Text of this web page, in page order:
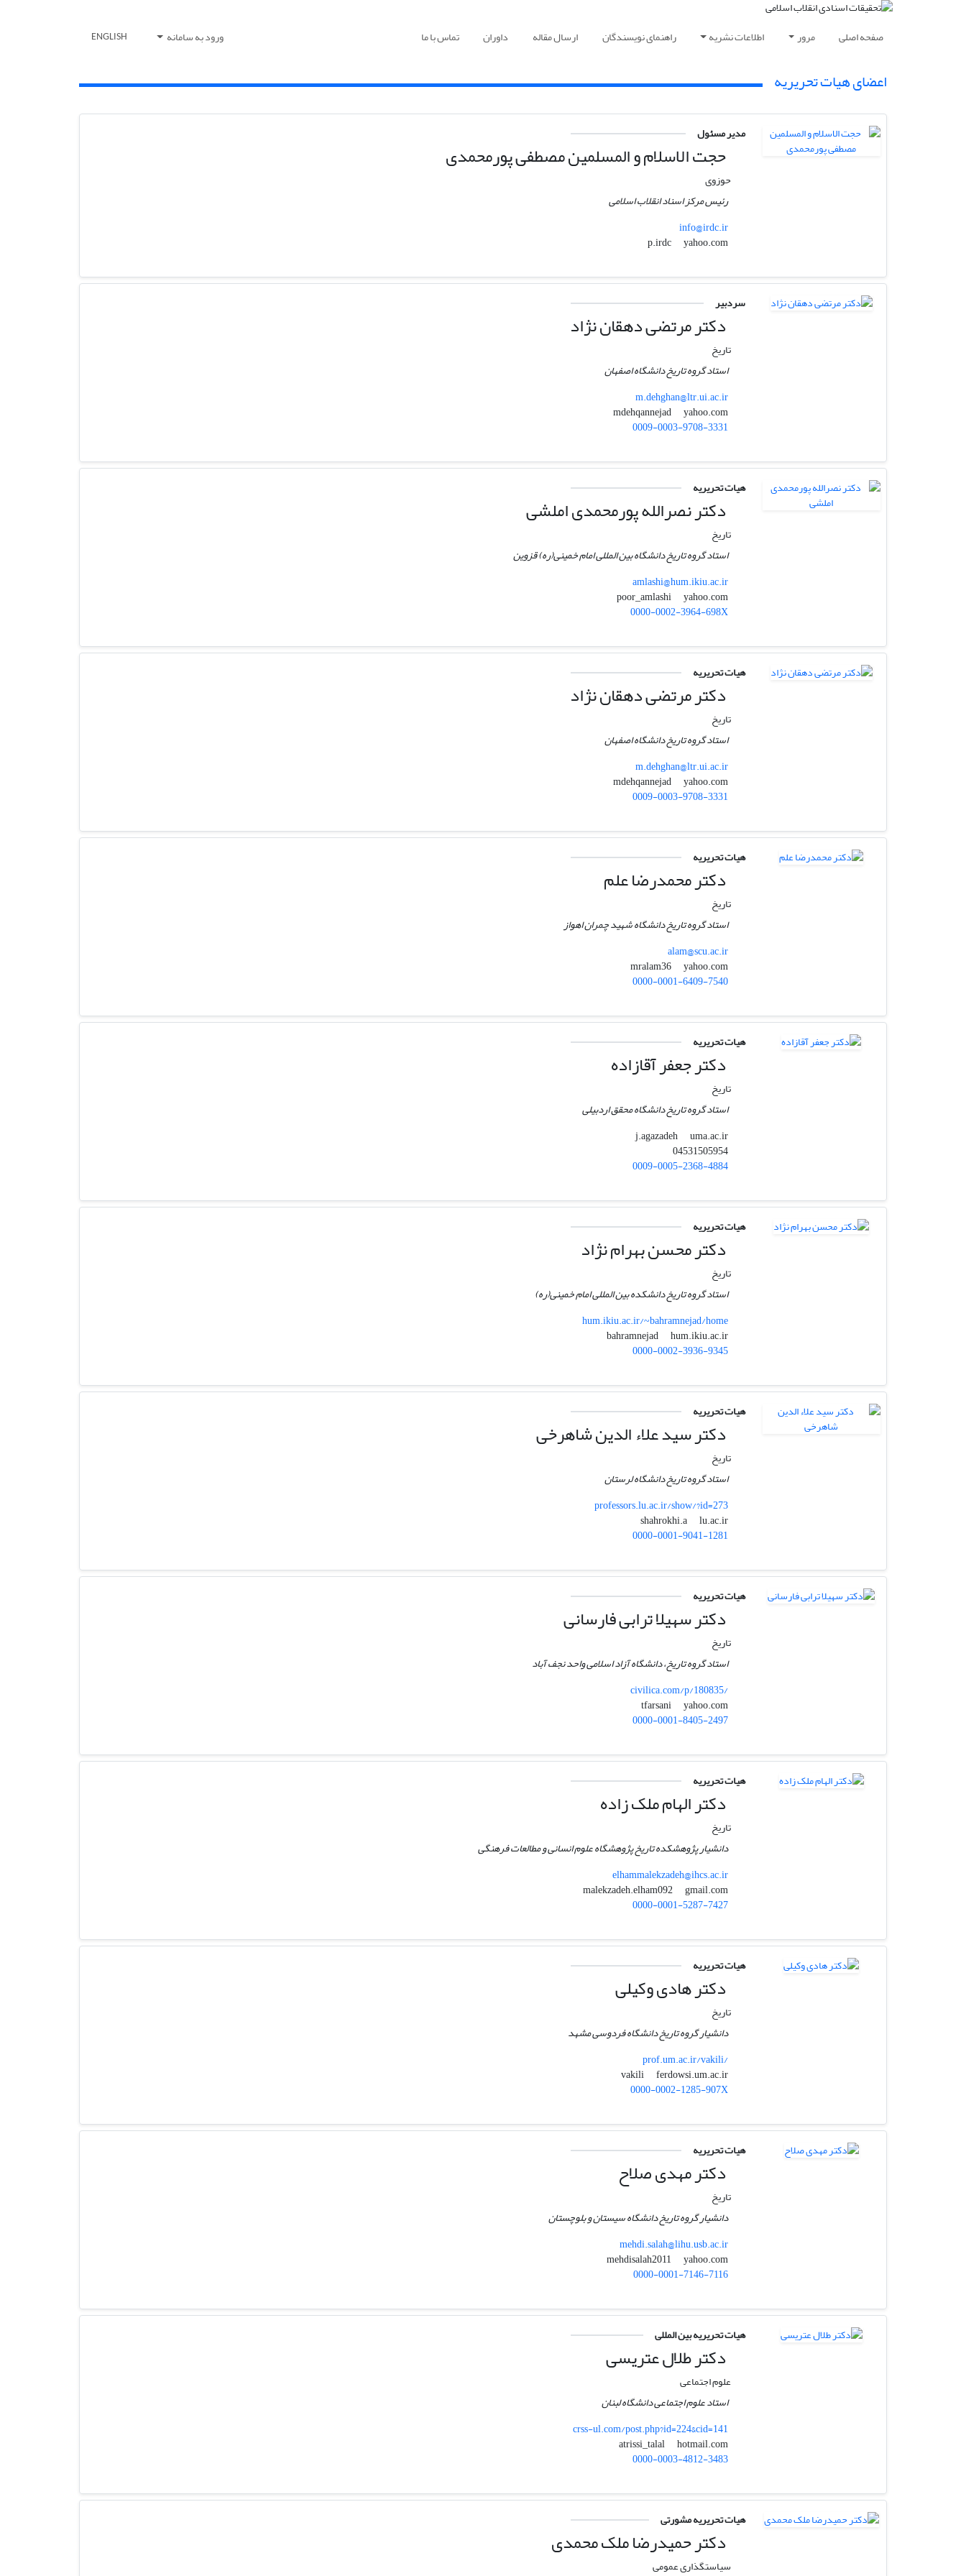
صفحه اصلی مرور اطلاعات نشریه راهنمای نویسندگان ارسال مقاله داوران تماس با ما ورود به سامانه ENGLISH
اعضای هیات تحریریه
مدیر مسئول
حجت الاسلام و المسلمین مصطفی پورمحمدی
حوزوی
رئیس مرکز اسناد انقلاب اسلامی
info@irdc.ir
yahoo.com
سردبیر
دکتر مرتضی دهقان نژاد
تاریخ
استاد گروه تاریخ دانشگاه اصفهان
m.dehghan@ltr.ui.ac.ir
yahoo.com
0009-0003-9708-3331
هیات تحریریه
دکتر نصرالله پورمحمدی املشی
تاریخ
استاد گروه تاریخ دانشگاه بین المللی امام خمینی(ره) قزوین
amlashi@hum.ikiu.ac.ir
yahoo.com
0000-0002-3964-698X
هیات تحریریه
دکتر مرتضی دهقان نژاد
تاریخ
استاد گروه تاریخ دانشگاه اصفهان
m.dehghan@ltr.ui.ac.ir
yahoo.com
0009-0003-9708-3331
هیات تحریریه
دکتر محمدرضا علم
تاریخ
استاد گروه تاریخ دانشگاه شهید چمران اهواز
alam@scu.ac.ir
yahoo.com
0000-0001-6409-7540
هیات تحریریه
دکتر جعفر آقازاده
تاریخ
استاد گروه تاریخ دانشگاه محقق اردبیلی
uma.ac.ir
0009-0005-2368-4884
هیات تحریریه
دکتر محسن بهرام نژاد
تاریخ
استاد گروه تاریخ دانشکده بین المللی امام خمینی(ره)
hum.ikiu.ac.ir/~bahramnejad/home
hum.ikiu.ac.ir
0000-0002-3936-9345
هیات تحریریه
دکتر سید علاء الدین شاهرخی
تاریخ
استاد گروه تاریخ دانشگاه لرستان
professors.lu.ac.ir/show/?id=273
lu.ac.ir
0000-0001-9041-1281
هیات تحریریه
دکتر سهیلا ترابی فارسانی
تاریخ
استاد گروه تاریخ، دانشگاه آزاد اسلامی واحد نجف آباد
civilica.com/p/180835/
yahoo.com
0000-0001-8405-2497
هیات تحریریه
دکتر الهام ملک زاده
تاریخ
دانشیار پژوهشکده تاریخ پژوهشگاه علوم انسانی و مطالعات فرهنگی
elhammalekzadeh@ihcs.ac.ir
gmail.com
0000-0001-5287-7427
هیات تحریریه
دکتر هادی وکیلی
تاریخ
دانشیار گروه تاریخ دانشگاه فردوسی مشهد
prof.um.ac.ir/vakili/
ferdowsi.um.ac.ir
0000-0002-1285-907X
هیات تحریریه
دکتر مهدی صلاح
تاریخ
دانشیار گروه تاریخ دانشگاه سیستان و بلوچستان
mehdi.salah@lihu.usb.ac.ir
yahoo.com
0000-0001-7146-7116
هیات تحریریه بین المللی
دکتر طلال عتریسی
علوم اجتماعی
استاد علوم اجتماعی دانشگاه لبنان
crss-ul.com/post.php?id=224&cid=141
hotmail.com
0000-0003-4812-3483
هیات تحریریه مشورتی
دکتر حمیدرضا ملک محمدی
سیاستگذاری عمومی